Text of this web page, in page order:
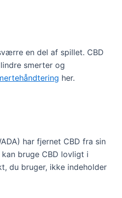
en del af spillet. CBD
smerter og
her.
har fjernet CBD fra sin
bruge CBD lovligt i
du bruger, ikke indeholder